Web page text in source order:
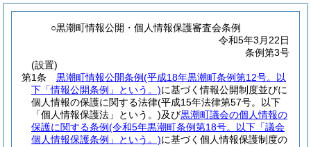
○黒潮町情報公開・個人情報保護審査会条例
令和5年3月22日
条例第3号
(設置)
第1条
黒潮町情報公開条例(平成18年黒潮町条例第12号。以
下「情報公開条例」という。)に基づく情報公開制度並びに
個人情報の保護に関する法律(平成15年法律第57号。以下
「個人情報保護法」という。)及び黒潮町議会の個人情報の
保護に関する条例(令和5年黒潮町条例第18号。以下「議会
個人情報保護条例」という。)に基づく個人情報保護制度の